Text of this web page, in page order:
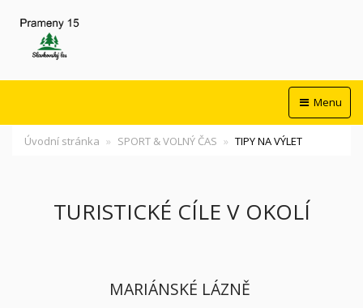
Menu
Úvodní stránka SPORT & VOLNÝ ČAS TIPY NA VÝLET
TURISTICKÉ CÍLE V OKOLÍ
MARIÁNSKÉ LÁZNĚ